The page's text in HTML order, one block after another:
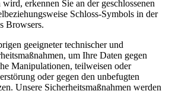
erkennen Sie an der geschlossenen
Schloss-Symbols in der
Browsers.
geeigneter technischer und
um Ihre Daten gegen
Manipulationen, teilweisen oder
oder gegen den unbefugten
Unsere Sicherheitsmaßnahmen werden